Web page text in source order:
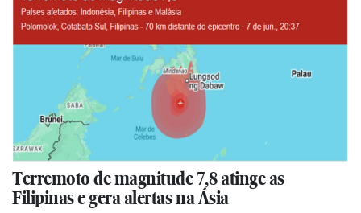
Terremoto de magnitude 7,8 atinge as
Filipinas e gera alertas na Ásia